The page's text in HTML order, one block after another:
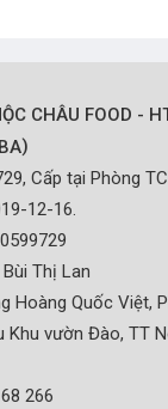
CHÂU FOOD -
)
Cấp tại Phòng
12-16.
Bùi Thị Lan
Hoàng Quốc Việt,
Khu vườn Đào, TT
266